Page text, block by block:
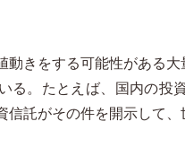
動きをする可能性がある
る。たとえば、国内の投
信託がその件を開示して